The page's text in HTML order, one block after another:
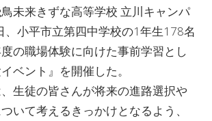
未来きずな高等学校 立川キャンパ
、小平市立第四中学校の1年生178名
の職場体験に向けた事前学習とし
ベント』を開催した。
生徒の皆さんが将来の進路選択や
いて考えるきっかけとなるよう、